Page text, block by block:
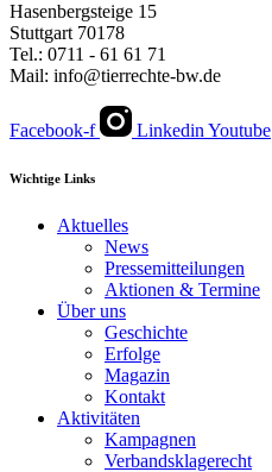
Hasenbergsteige 15
Stuttgart 70178
Tel.: 0711 - 61 61 71
Mail: info@tierrechte-bw.de
Facebook-f Linkedin Youtube
Wichtige Links
Aktuelles
News
Pressemitteilungen
Aktionen & Termine
Über uns
Geschichte
Erfolge
Magazin
Kontakt
Aktivitäten
Kampagnen
Verbandsklagerecht